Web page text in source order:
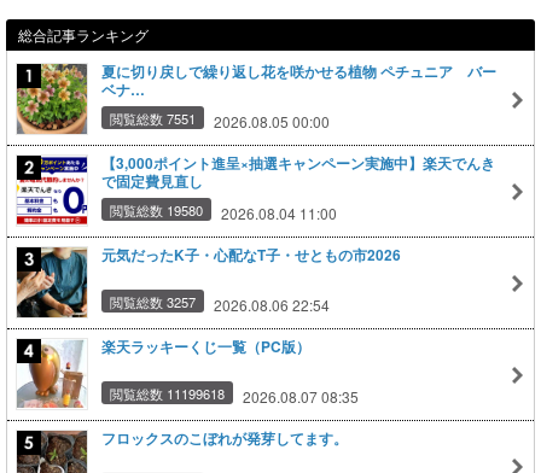
総合記事ランキング
夏に切り戻しで繰り返し花を咲かせる植物 ペチュニア バー
ベナ…
閲覧総数 7551 2026.08.05 00:00
【3,000ポイント進呈×抽選キャンペーン実施中】楽天でんき
で固定費見直し
閲覧総数 19580 2026.08.04 11:00
元気だったK子・心配なT子・せともの市2026
閲覧総数 3257 2026.08.06 22:54
楽天ラッキーくじ一覧（PC版）
閲覧総数 11199618 2026.08.07 08:35
フロックスのこぼれが発芽してます。